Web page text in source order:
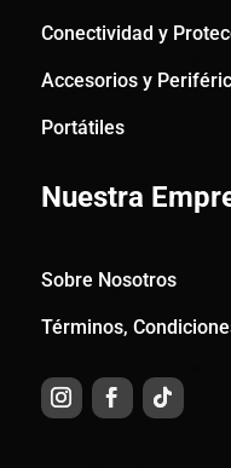
Conectividad y
Accesorios y
Portátiles
Nuestra
Sobre Nosotros
Términos,